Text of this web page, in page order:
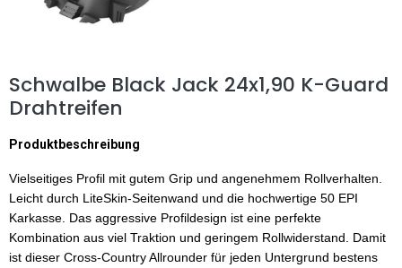
Schwalbe Black Jack 24x1,90 K-Guard
Drahtreifen
Produktbeschreibung
Vielseitiges Profil mit gutem Grip und angenehmem Rollverhalten.
Leicht durch LiteSkin-Seitenwand und die hochwertige 50 EPI
Karkasse. Das aggressive Profildesign ist eine perfekte
Kombination aus viel Traktion und geringem Rollwiderstand. Damit
ist dieser Cross-Country Allrounder für jeden Untergrund bestens